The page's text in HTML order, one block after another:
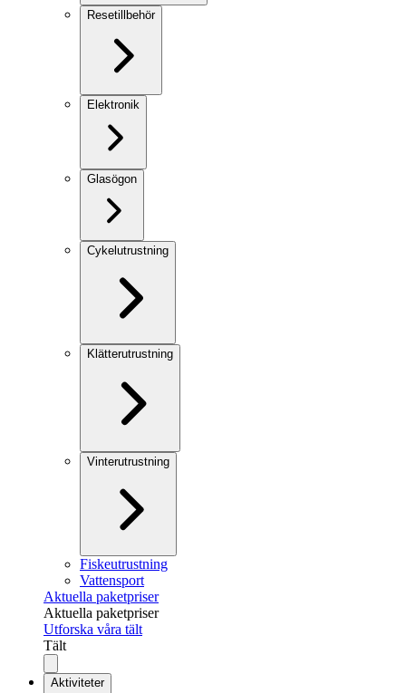
Resetillbehör
Elektronik
Glasögon
Cykelutrustning
Klätterutrustning
Vinterutrustning
Fiskeutrustning
Vattensport
Aktuella paketpriser
Aktuella paketpriser
Utforska våra tält
Tält
Aktiviteter